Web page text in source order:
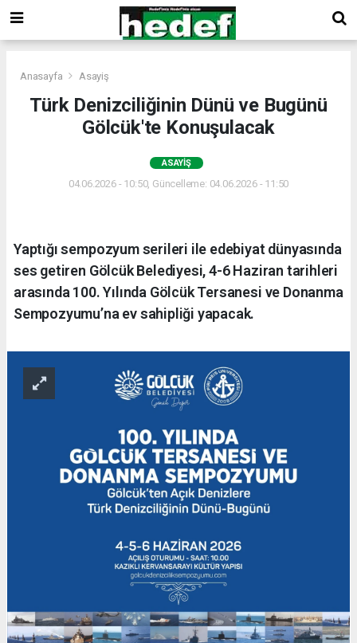
Anasayfa Asayiş
Türk Denizciliğinin Dünü ve Bugünü
Gölcük'te Konuşulacak
ASAYIŞ
04.06.2026 - 10:50, Güncelleme: 04.06.2026 - 11:50
Yaptığı sempozyum serileri ile edebiyat dünyasında
ses getiren Gölcük Belediyesi, 4-6 Haziran tarihleri
arasında 100. Yılında Gölcük Tersanesi ve Donanma
Sempozyumu’na ev sahipliği yapacak.